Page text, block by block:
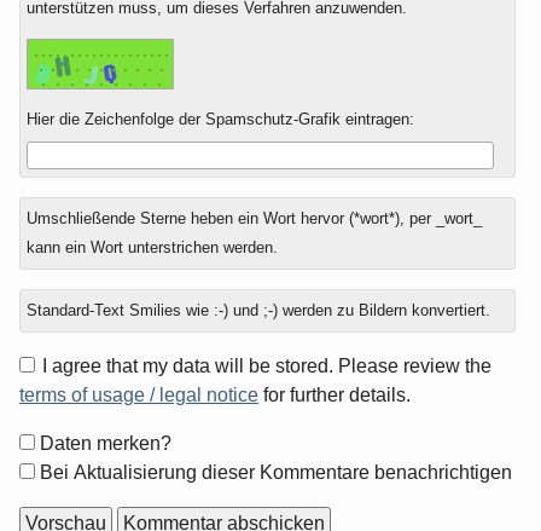
unterstützen muss, um dieses Verfahren anzuwenden.
Hier die Zeichenfolge der Spamschutz-Grafik eintragen:
Umschließende Sterne heben ein Wort hervor (*wort*), per _wort_
kann ein Wort unterstrichen werden.
Standard-Text Smilies wie :-) und ;-) werden zu Bildern konvertiert.
I agree that my data will be stored. Please review the
terms of usage / legal notice for further details.
Formular-
Optionen
Daten merken?
Bei Aktualisierung dieser Kommentare benachrichtigen